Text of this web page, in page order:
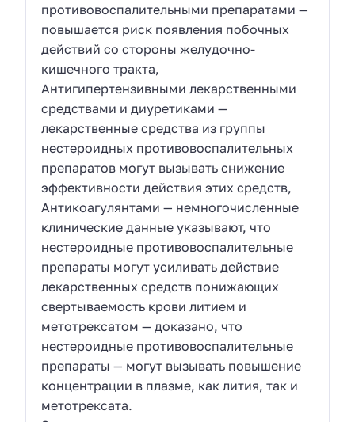
противовоспалительными препаратами —
повышается риск появления побочных
действий со стороны желудочно-
кишечного тракта,
Антигипертензивными лекарственными
средствами и диуретиками —
лекарственные средства из группы
нестероидных противовоспалительных
препаратов могут вызывать снижение
эффективности действия этих средств,
Антикоагулянтами — немногочисленные
клинические данные указывают, что
нестероидные противовоспалительные
препараты могут усиливать действие
лекарственных средств понижающих
свертываемость крови литием и
метотрексатом — доказано, что
нестероидные противовоспалительные
препараты — могут вызывать повышение
концентрации в плазме, как лития, так и
метотрексата.